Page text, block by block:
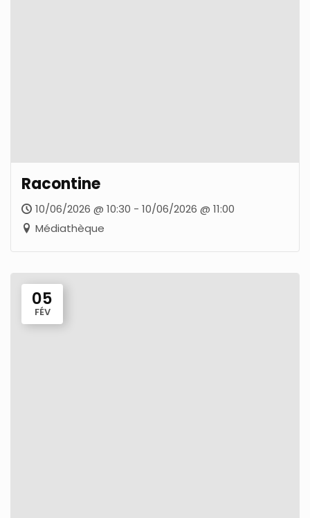
Racontine
10/06/2026 @ 10:30 - 10/06/2026 @ 11:00
Médiathèque
05
FÉV